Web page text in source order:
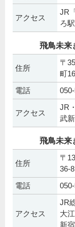
アクセス
JR
ろ
飛鳥未来
住所
〒
町
電話
アクセス
JR
武
飛鳥未来
住所
〒
36-
電話
アクセス
JR
大
新